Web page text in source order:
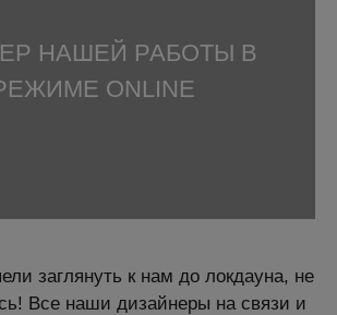
НАШЕЙ РАБОТЫ В
ONLINE
заглянуть к нам до локдауна, не
Все наши дизайнеры на связи и